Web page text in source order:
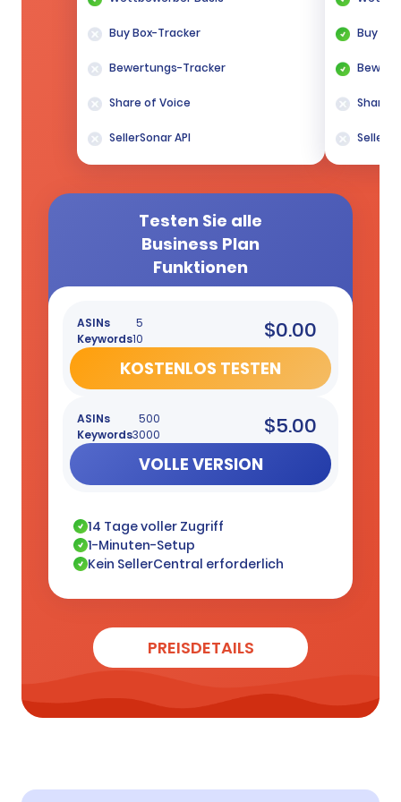
Buy Box-Tracker
Bewertungs-Tracker
Share of Voice
SellerSonar API
Buy
Share
Testen Sie alle
Business Plan
Funktionen
ASINs
5
Keywords10 $0.00
KOSTENLOS TESTEN
ASINs
500
Keywords3000 $5.00
VOLLE VERSION
14 Tage voller Zugriff
1-Minuten-Setup
Kein SellerCentral erforderlich
PREISDETAILS